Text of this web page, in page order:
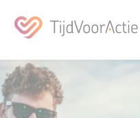
Over ons
Jongeren activeren